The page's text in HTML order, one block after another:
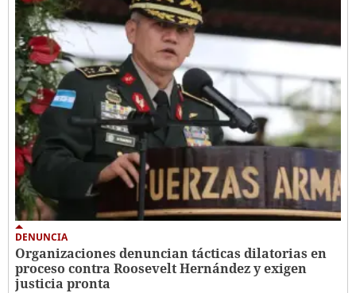
DENUNCIA
Organizaciones denuncian tácticas dilatorias en
proceso contra Roosevelt Hernández y exigen
justicia pronta